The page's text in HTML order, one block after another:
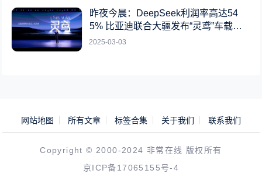
昨夜今晨：DeepSeek利润率高达54
5% 比亚迪联合大疆发布“灵鸢”车载无
人机系统
2025-03-03
网站地图 所有文章 标签合集 关于我们 联系我们
Copyright © 2000-2024 非常在线 版权所有
京ICP备17065155号-4